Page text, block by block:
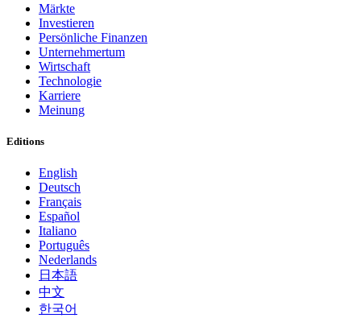
Märkte
Investieren
Persönliche Finanzen
Unternehmertum
Wirtschaft
Technologie
Karriere
Meinung
Editions
English
Deutsch
Français
Español
Italiano
Português
Nederlands
日本語
中文
한국어